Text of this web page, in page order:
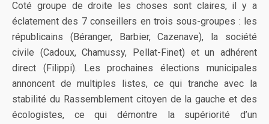
Coté groupe de droite les choses sont claires, il y a
éclatement des 7 conseillers en trois sous-groupes : les
républicains (Béranger, Barbier, Cazenave), la société
civile (Cadoux, Chamussy, Pellat-Finet) et un adhérent
direct (Filippi). Les prochaines élections municipales
annoncent de multiples listes, ce qui tranche avec la
stabilité du Rassemblement citoyen de la gauche et des
écologistes, ce qui démontre la supériorité d’un